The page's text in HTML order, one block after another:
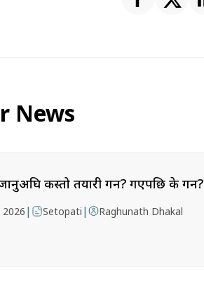
News
कस्तो तयारी गर्ने? गएपछि के गर्ने?
2026 | Setopati | Raghunath Dhakal